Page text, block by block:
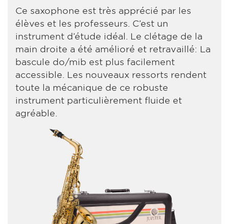
Ce saxophone est très apprécié par les
élèves et les professeurs. C’est un
instrument d’étude idéal. Le clétage de la
main droite a été amélioré et retravaillé: La
bascule do/mib est plus facilement
accessible. Les nouveaux ressorts rendent
toute la mécanique de ce robuste
instrument particulièrement fluide et
agréable.